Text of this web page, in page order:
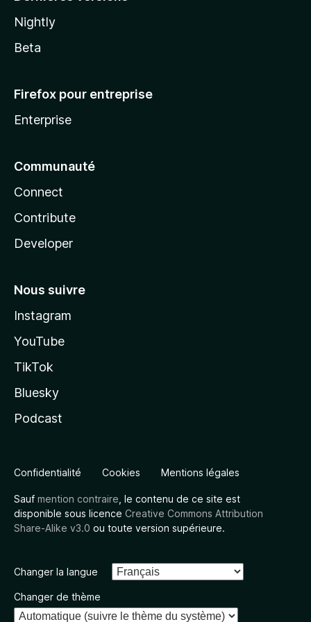
Nightly
Beta
Firefox pour entreprise
Enterprise
Communauté
Connect
Contribute
Developer
Nous suivre
Instagram
YouTube
TikTok
Bluesky
Podcast
Confidentialité Cookies Mentions légales
Sauf mention contraire , le contenu de ce site est
disponible sous licence Creative Commons Attribution
Share-Alike v3.0 ou toute version supérieure.
Changer la langue
Changer de thème